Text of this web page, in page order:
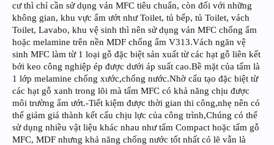
cư thì chỉ cần sử dụng ván MFC tiêu chuẩn, còn đối với những
không gian, khu vực ẩm ướt như Toilet, tủ bếp, tủ Toilet, vách
Toilet, Lavabo, khu vệ sinh thì nên sử dụng ván MFC chống ẩm
hoặc melamine trên nền MDF chống ẩm V313.Vách ngăn vệ
sinh MFC làm từ 1 loại gỗ đặc biệt sản xuất từ các hạt gỗ liên kết
bởi keo công nghiệp ép được dưới áp suất cao.Bề mặt của tấm là
1 lớp melamine chống xước,chống nước.Nhờ cấu tạo đặc biệt từ
các hạt gỗ xanh trong lõi mà tấm MFC có khả năng chịu được
môi trường ẩm ướt.-Tiết kiệm được thời gian thi công,nhẹ nên có
thể giảm giá thành kết cấu chịu lực của công trình,Chúng có thể
sử dụng nhiều vật liệu khác nhau như tấm Compact hoặc tấm gỗ
MFC, MDF nhưng khả năng chống nước tốt nhất có lẽ vẫn là